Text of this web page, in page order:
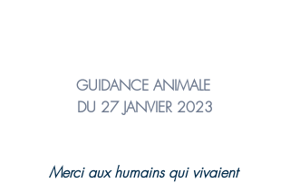
GUIDANCE ANIMALE
DU 27 JANVIER 2023
Merci aux humains qui vivaient